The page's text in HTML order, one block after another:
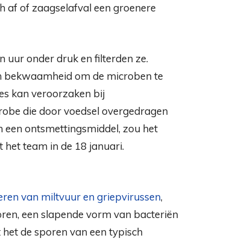
af of zaagselafval een groenere
uur onder druk en filterden ze.
bekwaamheid om de microben te
kan veroorzaken bij
die door voedsel overgedragen
een ontsmettingsmiddel, zou het
team in de 18 januari.
van miltvuur en griepvirussen,
een slapende vorm van bacteriën
de sporen van een typisch